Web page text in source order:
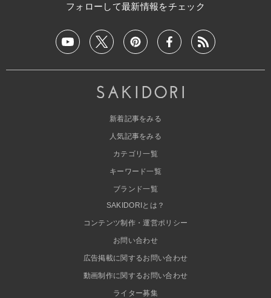
フォローして最新情報をチェック
新着記事をみる
人気記事をみる
カテゴリ一覧
キーワード一覧
ブランド一覧
SAKIDORIとは？
コンテンツ制作・運営ポリシー
お問い合わせ
広告掲載に関するお問い合わせ
動画制作に関するお問い合わせ
ライター募集